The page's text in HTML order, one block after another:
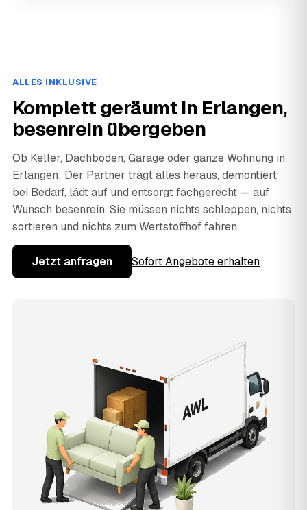
ALLES INKLUSIVE
Komplett geräumt in Erlangen,
besenrein übergeben
Ob Keller, Dachboden, Garage oder ganze Wohnung in
Erlangen: Der Partner trägt alles heraus, demontiert
bei Bedarf, lädt auf und entsorgt fachgerecht — auf
Wunsch besenrein. Sie müssen nichts schleppen, nichts
sortieren und nichts zum Wertstoffhof fahren.
Jetzt anfragen Sofort Angebote erhalten